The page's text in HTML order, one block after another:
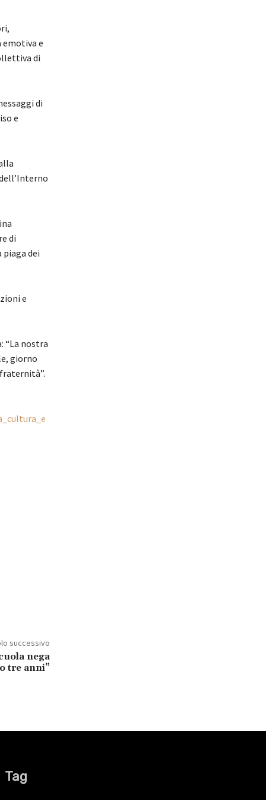
e
di
di
e
di
dei
e
“La nostra
giorno
successivo
nega
tre anni”
Tag